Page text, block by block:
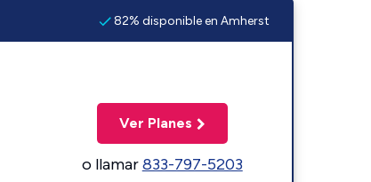
82% disponible en Amherst
Ver Planes
o llamar833-797-5203